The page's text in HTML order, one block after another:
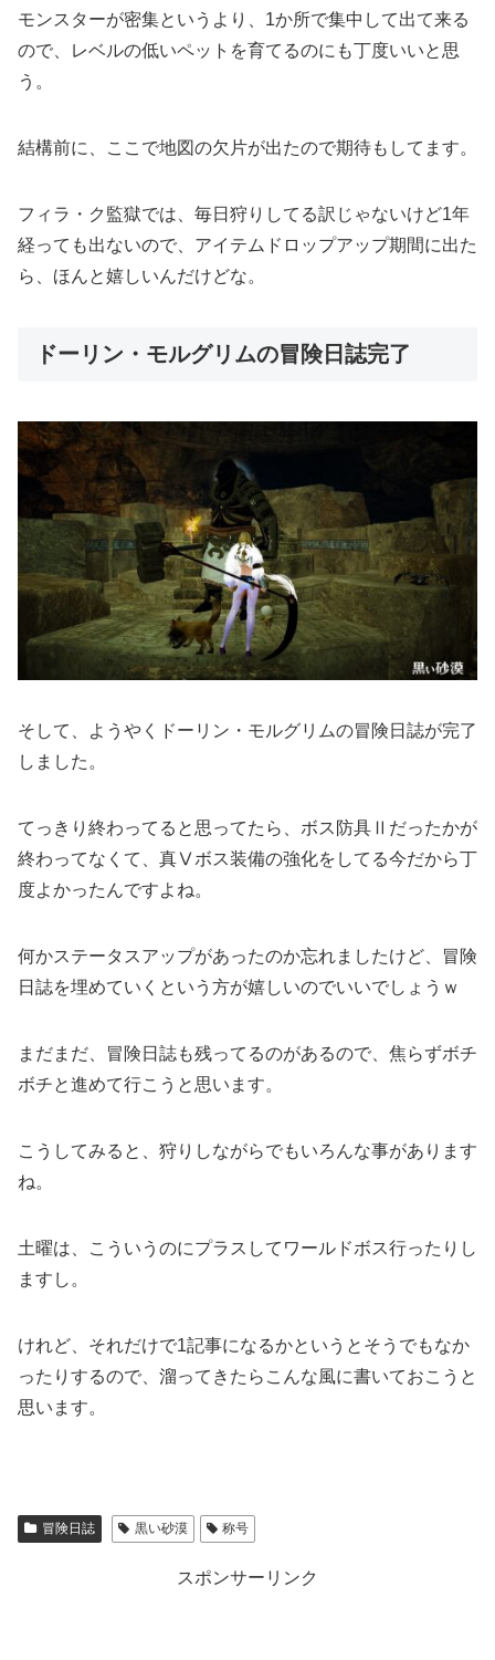
モンスターが密集というより、1か所で集中して出て来る
ので、レベルの低いペットを育てるのにも丁度いいと思
う。
結構前に、ここで地図の欠片が出たので期待もしてます。
フィラ・ク監獄では、毎日狩りしてる訳じゃないけど1年
経っても出ないので、アイテムドロップアップ期間に出た
ら、ほんと嬉しいんだけどな。
ドーリン・モルグリムの冒険日誌完了
そして、ようやくドーリン・モルグリムの冒険日誌が完了
しました。
てっきり終わってると思ってたら、ボス防具Ⅱだったかが
終わってなくて、真Ⅴボス装備の強化をしてる今だから丁
度よかったんですよね。
何かステータスアップがあったのか忘れましたけど、冒険
日誌を埋めていくという方が嬉しいのでいいでしょうｗ
まだまだ、冒険日誌も残ってるのがあるので、焦らずボチ
ボチと進めて行こうと思います。
こうしてみると、狩りしながらでもいろんな事があります
ね。
土曜は、こういうのにプラスしてワールドボス行ったりし
ますし。
けれど、それだけで1記事になるかというとそうでもなか
ったりするので、溜ってきたらこんな風に書いておこうと
思います。
冒険日誌 黒い砂漠 称号
スポンサーリンク